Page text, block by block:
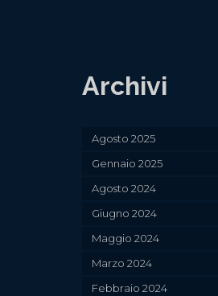
Archivi
Agosto 2025
Gennaio 2025
Agosto 2024
Giugno 2024
Maggio 2024
Marzo 2024
Febbraio 2024